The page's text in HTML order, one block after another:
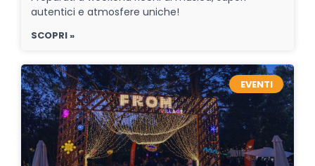
autentici e atmosfere uniche!
SCOPRI »
EVENTI